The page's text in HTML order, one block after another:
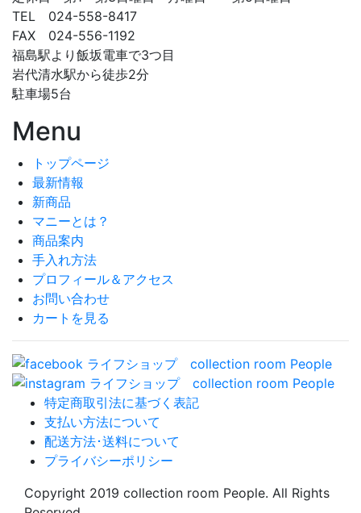
TEL 024-558-8417
FAX 024-556-1192
福島駅より飯坂電車で3つ目
岩代清水駅から徒歩2分
駐車場5台
Menu
トップページ
最新情報
新商品
マニーとは？
商品案内
手入れ方法
プロフィール＆アクセス
お問い合わせ
カートを見る
特定商取引法に基づく表記
支払い方法について
配送方法･送料について
プライバシーポリシー
Copyright 2019 collection room People. All Rights